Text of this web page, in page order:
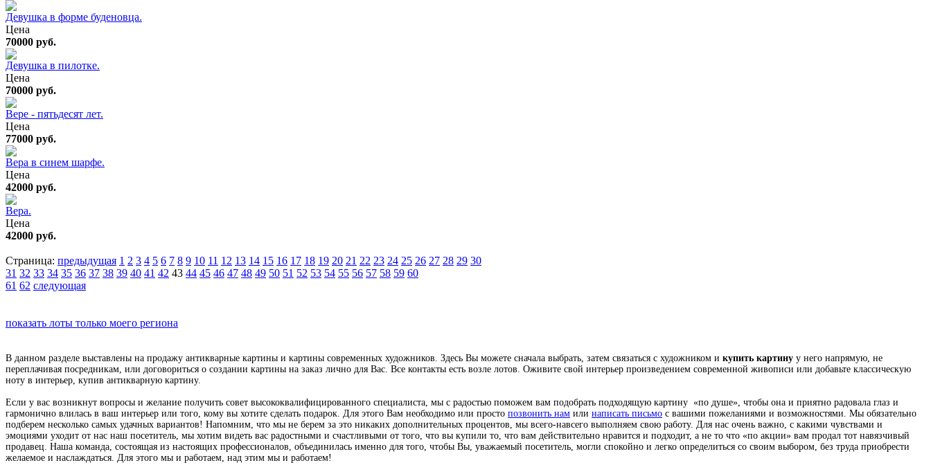
Девушка в форме буденовца.
Цена
70000 руб.
Девушка в пилотке.
Цена
70000 руб.
Вере - пятьдесят лет.
Цена
77000 руб.
Вера в синем шарфе.
Цена
42000 руб.
Вера.
Цена
42000 руб.
Страница: предыдущая 1 2 3 4 5 6 7 8 9 10 11 12 13 14 15 16 17 18 19 20 21 22 23 24 25 26 27 28 29 30
31 32 33 34 35 36 37 38 39 40 41 42 43 44 45 46 47 48 49 50 51 52 53 54 55 56 57 58 59 60
61 62 следующая
показать лоты только моего региона
В данном разделе выставлены на продажу антикварные картины и картины современных художников. Здесь Вы можете сначала выбрать, затем связаться с художником и купить картину у него напрямую, не
переплачивая посредникам, или договориться о создании картины на заказ лично для Вас. Все контакты есть возле лотов. Оживите свой интерьер произведением современной живописи или добавьте классическую
ноту в интерьер, купив антикварную картину.
Если у вас возникнут вопросы и желание получить совет высококвалифицированного специалиста, мы с радостью поможем вам подобрать подходящую картину «по душе», чтобы она и приятно радовала глаз и
гармонично влилась в ваш интерьер или того, кому вы хотите сделать подарок. Для этого Вам необходимо или просто позвонить нам или написать письмо с вашими пожеланиями и возможностями. Мы обязательно
подберем несколько самых удачных вариантов! Напомним, что мы не берем за это никаких дополнительных процентов, мы всего-навсего выполняем свою работу. Для нас очень важно, с какими чувствами и
эмоциями уходит от нас наш посетитель, мы хотим видеть вас радостными и счастливыми от того, что вы купили то, что вам действительно нравится и подходит, а не то что «по акции» вам продал тот навязчивый
продавец. Наша команда, состоящая из настоящих профессионалов, объединилась именно для того, чтобы Вы, уважаемый посетитель, могли спокойно и легко определиться со своим выбором, без труда приобрести
желаемое и наслаждаться. Для этого мы и работаем, над этим мы и работаем!